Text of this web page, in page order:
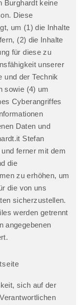
Burghardt keine
Diese
um (1) die Inhalte
(2) die Inhalte
für diese zu
unserer
und der Technik
sowie (4) um
Cyberangriffes
Daten und
Stefan
ferner mit dem
die
zu erhöhen, um
die von uns
sicherzustellen.
werden getrennt
angegebenen
sich auf der